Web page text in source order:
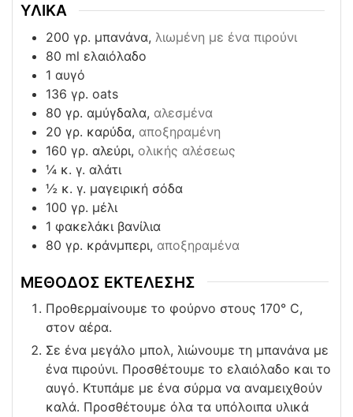
ΥΛΙΚΑ
200 γρ. μπανάνα, λιωμένη με ένα πιρούνι
80 ml ελαιόλαδο
1 αυγό
136 γρ. oats
80 γρ. αμύγδαλα, αλεσμένα
20 γρ. καρύδα, αποξηραμένη
160 γρ. αλεύρι, ολικής αλέσεως
¼ κ. γ. αλάτι
½ κ. γ. μαγειρική σόδα
100 γρ. μέλι
1 φακελάκι βανίλια
80 γρ. κράνμπερι, αποξηραμένα
ΜΕΘΟΔΟΣ ΕΚΤΕΛΕΣΗΣ
Προθερμαίνουμε το φούρνο στους 170° C,
στον αέρα.
Σε ένα μεγάλο μπολ, λιώνουμε τη μπανάνα με
ένα πιρούνι. Προσθέτουμε το ελαιόλαδο και το
αυγό. Κτυπάμε με ένα σύρμα να αναμειχθούν
καλά. Προσθέτουμε όλα τα υπόλοιπα υλικά